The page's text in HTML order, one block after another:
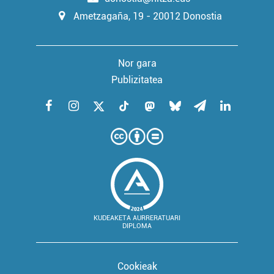
Ametzagaña, 19 - 20012 Donostia
Nor gara
Publizitatea
KUDEAKETA AURRERATUARI
DIPLOMA
Cookieak